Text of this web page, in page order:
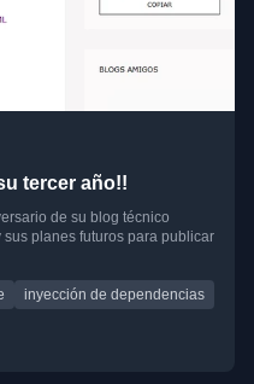
tercer año!!
de su blog técnico
sus planes futuros para publicar
inyección de dependencias